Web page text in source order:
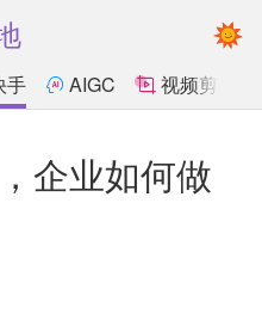
手 AIGC 视频剪辑
企业如何做